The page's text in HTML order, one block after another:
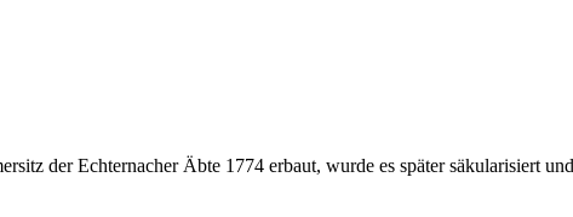
der Echternacher Äbte 1774 erbaut, wurde es später säkularisiert